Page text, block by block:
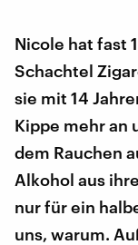
Nicole hat fast
Schachtel
sie mit 14
Kippe mehr an
dem Rauchen
Alkohol aus
nur für ein
uns, warum.